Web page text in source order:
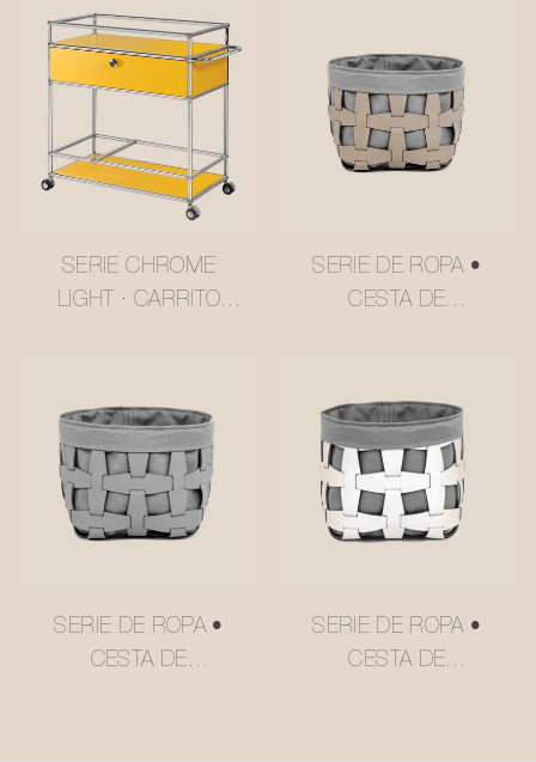
SERIE CHROME
LIGHT · CARRITO
AMARILLO
MANTEQUILLA
#MSR2408016
SERIE DE ROPA •
CESTA DE
CUERO N.°
MSR027-3
SERIE DE ROPA •
CESTA DE
SERIE DE ROPA •
CESTA DE